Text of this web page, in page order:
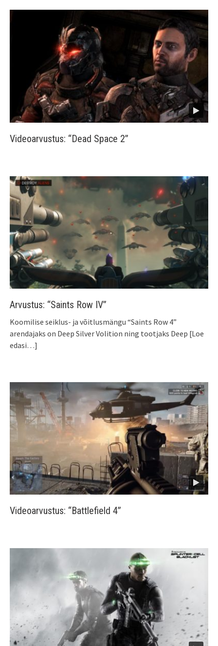
Videoarvustus: “Dead Space 2”
Arvustus: “Saints Row IV”
Koomilise seiklus- ja võitlusmängu “Saints Row 4”
arendajaks on Deep Silver Volition ning tootjaks Deep [Loe
edasi…]
Videoarvustus: “Battlefield 4”